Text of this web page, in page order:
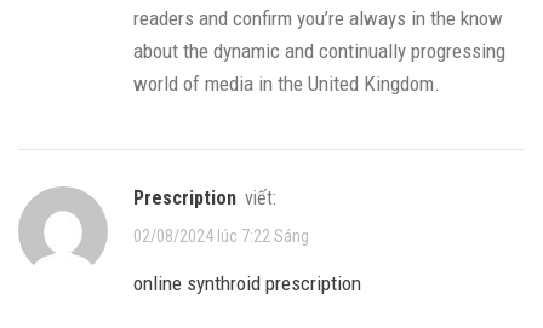
readers and confirm you’re always in the know
about the dynamic and continually progressing
world of media in the United Kingdom.
prescription viết:
02/08/2024 lúc 7:22 Sáng
online synthroid prescription